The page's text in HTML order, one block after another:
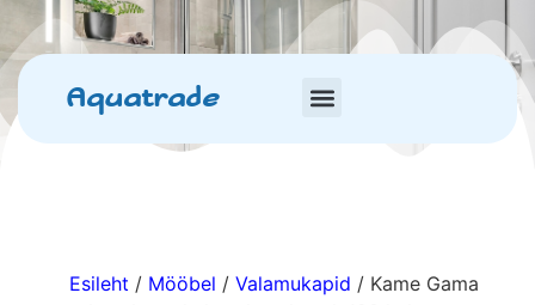
Aquatrade
Esileht / Mööbel / Valamukapid / Kame Gama